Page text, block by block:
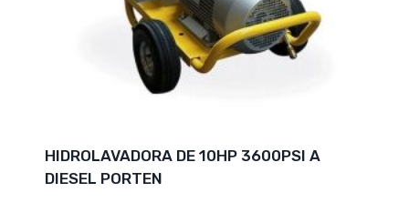
HIDROLAVADORA DE 10HP 3600PSI A
DIESEL PORTEN